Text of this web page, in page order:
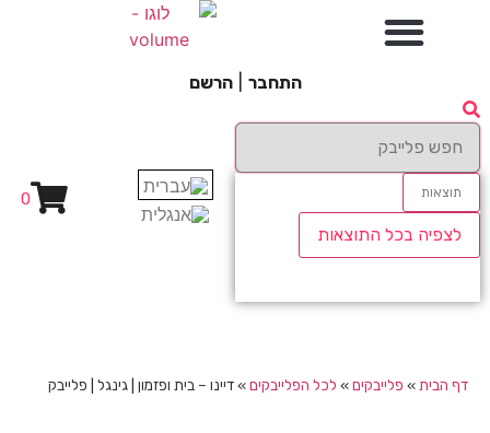
התחבר הרשם
תוצאות
לצפיה בכל התוצאות
0
דף הבית » פלייבקים» לכל הפלייבקים»דיינו – בית ופזמון | גינגל | פלייבק